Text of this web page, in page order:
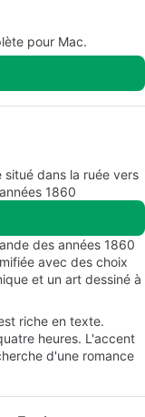
pour Mac.
dans la ruée vers
1860
des années 1860
avec des choix
et un art dessiné à
riche en texte.
heures. L'accent
d'une romance